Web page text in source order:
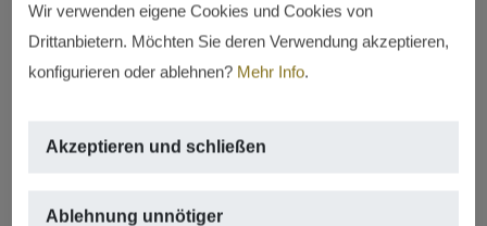
Wir verwenden eigene Cookies und Cookies von
Drittanbietern. Möchten Sie deren Verwendung akzeptieren,
konfigurieren oder ablehnen? Mehr Info.
Akzeptieren und schließen
Ablehnung unnötiger